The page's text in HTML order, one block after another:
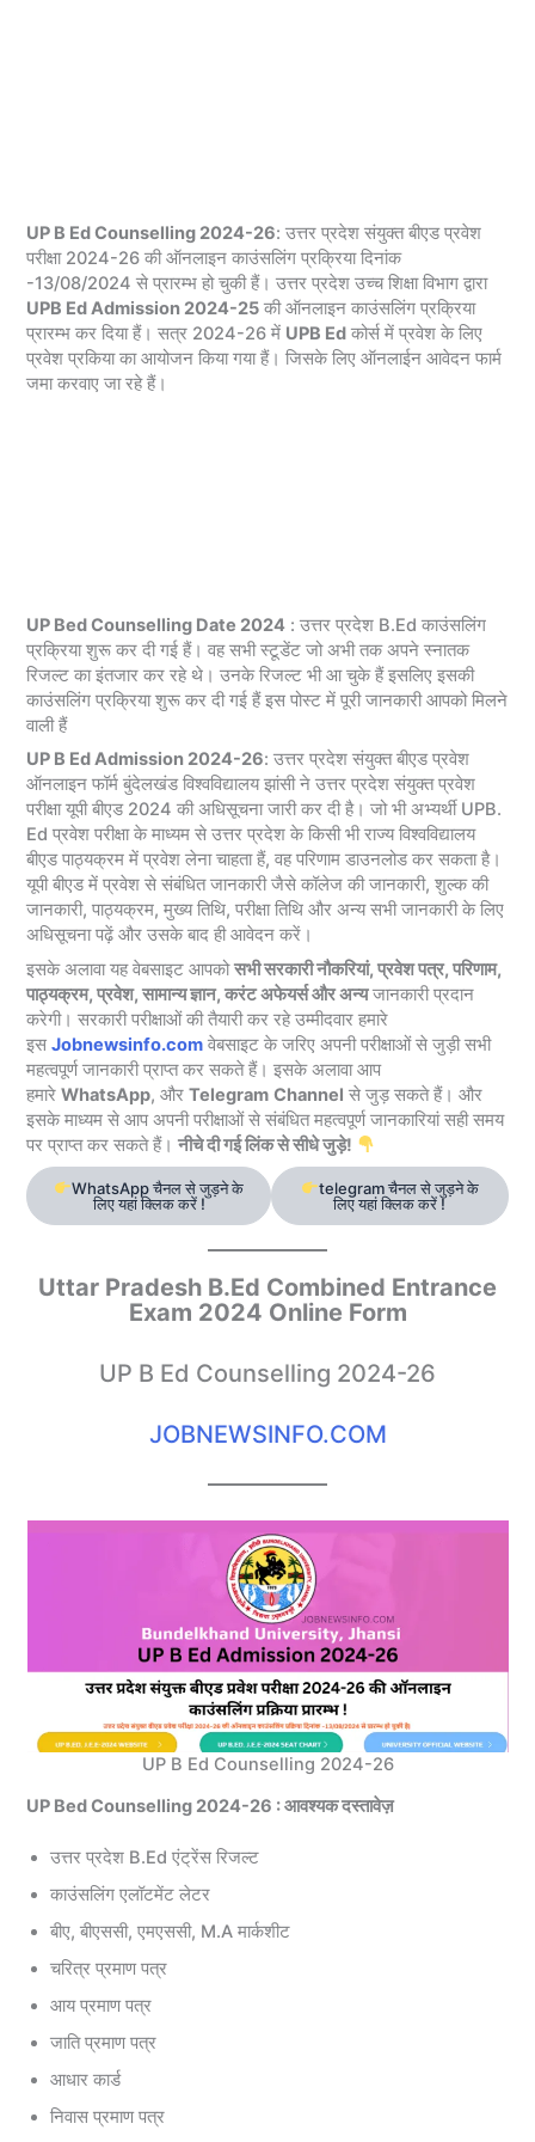
UP B Ed Counselling 2024-26: उत्तर प्रदेश संयुक्त बीएड प्रवेश
परीक्षा 2024-26 की ऑनलाइन काउंसलिंग प्रक्रिया दिनांक
-13/08/2024 से प्रारम्भ हो चुकी हैं। उत्तर प्रदेश उच्‍च शिक्षा विभाग द्वारा
UPB Ed Admission 2024-25 की ऑनलाइन काउंसलिंग प्रक्रिया
प्रारम्भ कर दिया हैं। सत्र 2024-26 में UPB Ed कोर्स में प्रवेश के लिए
प्रवेश प्रकिया का आयोजन किया गया हैं। जिसके लिए ऑनलाईन आवेदन फार्म
जमा करवाए जा रहे हैं।
UP Bed Counselling Date 2024 : उत्तर प्रदेश B.Ed काउंसलिंग
प्रक्रिया शुरू कर दी गई हैं। वह सभी स्टूडेंट जो अभी तक अपने स्नातक
रिजल्ट का इंतजार कर रहे थे। उनके रिजल्ट भी आ चुके हैं इसलिए इसकी
काउंसलिंग प्रक्रिया शुरू कर दी गई हैं इस पोस्ट में पूरी जानकारी आपको मिलने
वाली हैं
UP B Ed Admission 2024-26: उत्तर प्रदेश संयुक्त बीएड प्रवेश
ऑनलाइन फॉर्म बुंदेलखंड विश्वविद्यालय झांसी ने उत्तर प्रदेश संयुक्त प्रवेश
परीक्षा यूपी बीएड 2024 की अधिसूचना जारी कर दी है। जो भी अभ्यर्थी UPB.
Ed प्रवेश परीक्षा के माध्यम से उत्तर प्रदेश के किसी भी राज्य विश्वविद्यालय
बीएड पाठ्यक्रम में प्रवेश लेना चाहता हैं, वह परिणाम डाउनलोड कर सकता है।
यूपी बीएड में प्रवेश से संबंधित जानकारी जैसे कॉलेज की जानकारी, शुल्क की
जानकारी, पाठ्यक्रम, मुख्य तिथि, परीक्षा तिथि और अन्य सभी जानकारी के लिए
अधिसूचना पढ़ें और उसके बाद ही आवेदन करें।
इसके अलावा यह वेबसाइट आपकोसभी सरकारी नौकरियां, प्रवेश पत्र, परिणाम,
पाठ्यक्रम, प्रवेश, सामान्य ज्ञान, करंट अफेयर्स और अन्यजानकारी प्रदान
करेगी। सरकारी परीक्षाओं की तैयारी कर रहे उम्मीदवार हमारे
इसJobnewsinfo.com वेबसाइट के जरिए अपनी परीक्षाओं से जुड़ी सभी
महत्वपूर्ण जानकारी प्राप्त कर सकते हैं। इसके अलावा आप
हमारेWhatsApp, औरTelegram Channel से जुड़ सकते हैं। और
इसके माध्यम से आप अपनी परीक्षाओं से संबंधित महत्वपूर्ण जानकारियां सही समय
पर प्राप्त कर सकते हैं।नीचे दी गई लिंक से सीधे जुड़े!
WhatsApp चैनल से जुड़ने के
लिए यहां क्लिक करें !
telegram चैनल से जुड़ने के
लिए यहां क्लिक करें !
Uttar Pradesh B.Ed Combined Entrance
Exam 2024 Online Form
UP B Ed Counselling 2024-26
JOBNEWSINFO.COM
UP B Ed Counselling 2024-26
UP Bed Counselling 2024-26 : आवश्यक दस्तावेज़
उत्तर प्रदेश B.Ed एंट्रेंस रिजल्ट
काउंसलिंग एलॉटमेंट लेटर
बीए, बीएससी, एमएससी, M.A मार्कशीट
चरित्र प्रमाण पत्र
आय प्रमाण पत्र
जाति प्रमाण पत्र
आधार कार्ड
निवास प्रमाण पत्र